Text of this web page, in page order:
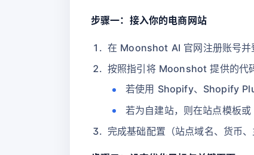
步骤一：接入你的电商网站
在 Moonshot AI 官网注册账号并
按照指引将 Moonshot 提供的代
若使用 Shopify、Shopify
若为自建站，则在站点模板
完成基础配置（站点域名、货币